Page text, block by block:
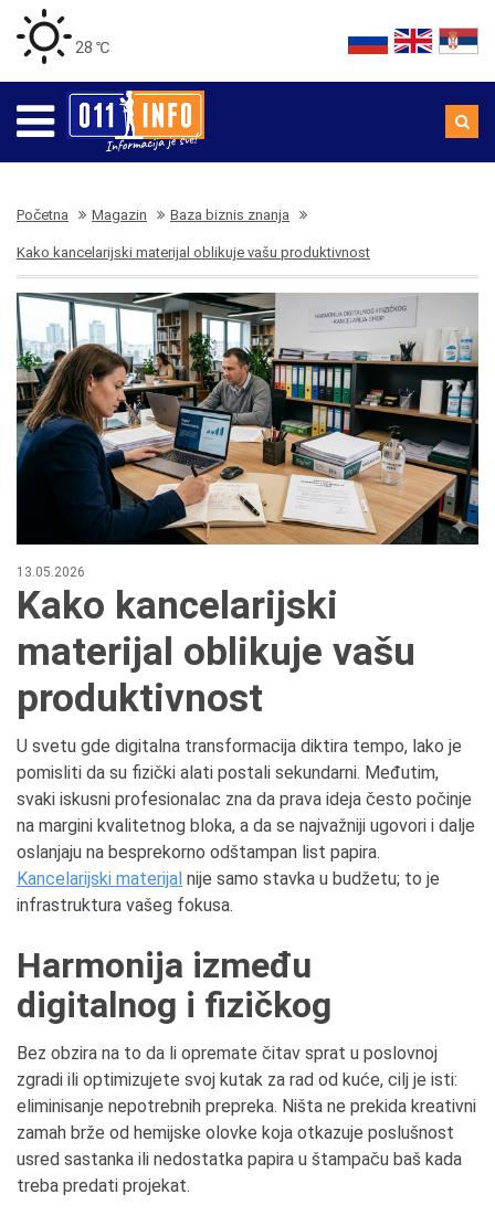
28 ℃
Početna Magazin Baza biznis znanja
Kako kancelarijski materijal oblikuje vašu produktivnost
13.05.2026
Kako kancelarijski
materijal oblikuje vašu
produktivnost
U svetu gde digitalna transformacija diktira tempo, lako je
pomisliti da su fizički alati postali sekundarni. Međutim,
svaki iskusni profesionalac zna da prava ideja često počinje
na margini kvalitetnog bloka, a da se najvažniji ugovori i dalje
oslanjaju na besprekorno odštampan list papira.
Kancelarijski materijal nije samo stavka u budžetu; to je
infrastruktura vašeg fokusa.
Harmonija između
digitalnog i fizičkog
Bez obzira na to da li opremate čitav sprat u poslovnoj
zgradi ili optimizujete svoj kutak za rad od kuće, cilj je isti:
eliminisanje nepotrebnih prepreka. Ništa ne prekida kreativni
zamah brže od hemijske olovke koja otkazuje poslušnost
usred sastanka ili nedostatka papira u štampaču baš kada
treba predati projekat.